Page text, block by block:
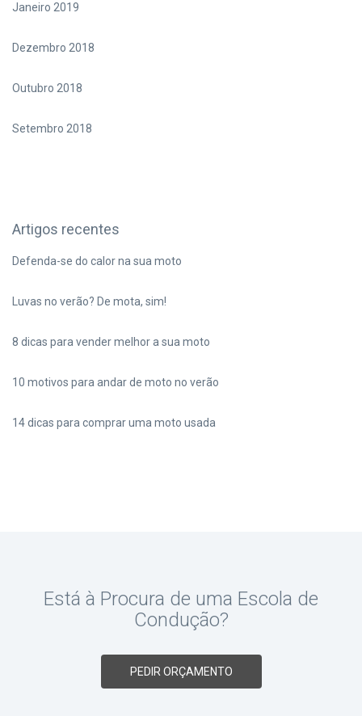
Janeiro 2019
Dezembro 2018
Outubro 2018
Setembro 2018
Artigos recentes
Defenda-se do calor na sua moto
Luvas no verão? De mota, sim!
8 dicas para vender melhor a sua moto
10 motivos para andar de moto no verão
14 dicas para comprar uma moto usada
Está à Procura de uma Escola de
Condução?
PEDIR ORÇAMENTO